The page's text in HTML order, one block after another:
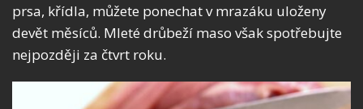
prsa, křídla, můžete ponechat v mrazáku uloženy
devět měsíců. Mleté drůbeží maso však spotřebujte
nejpozději za čtvrt roku.